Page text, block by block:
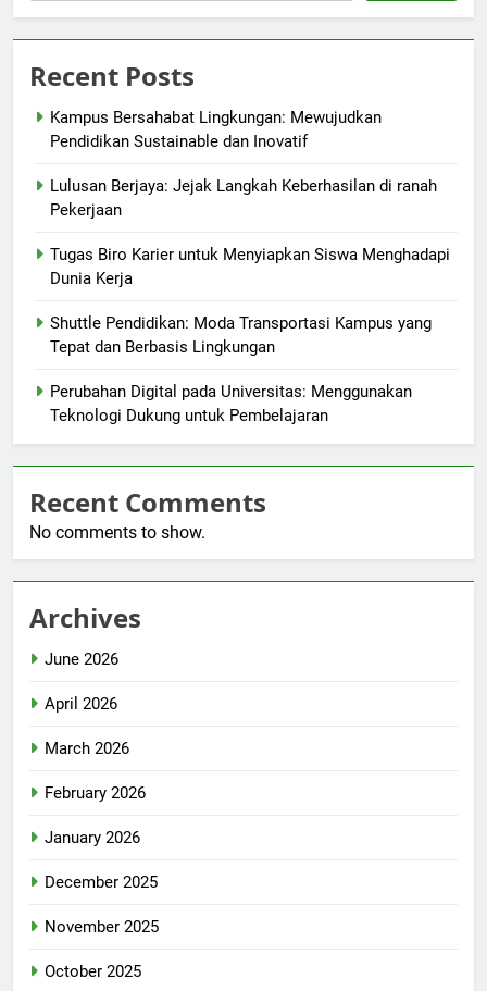
Recent Posts
Kampus Bersahabat Lingkungan: Mewujudkan
Pendidikan Sustainable dan Inovatif
Lulusan Berjaya: Jejak Langkah Keberhasilan di ranah
Pekerjaan
Tugas Biro Karier untuk Menyiapkan Siswa Menghadapi
Dunia Kerja
Shuttle Pendidikan: Moda Transportasi Kampus yang
Tepat dan Berbasis Lingkungan
Perubahan Digital pada Universitas: Menggunakan
Teknologi Dukung untuk Pembelajaran
Recent Comments
No comments to show.
Archives
June 2026
April 2026
March 2026
February 2026
January 2026
December 2025
November 2025
October 2025